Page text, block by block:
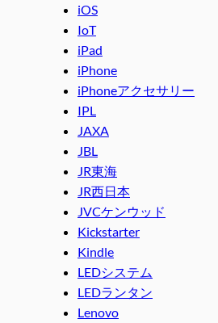
iOS
IoT
iPad
iPhone
iPhoneアクセサリー
IPL
JAXA
JBL
JR東海
JR西日本
JVCケンウッド
Kickstarter
Kindle
LEDシステム
LEDランタン
Lenovo